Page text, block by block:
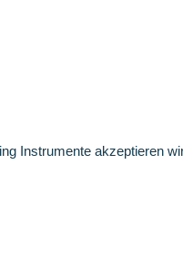
Instrumente akzeptieren